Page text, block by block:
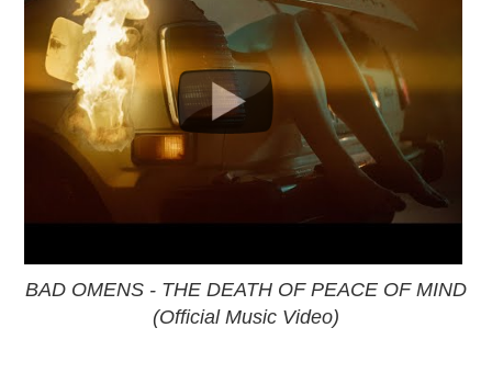
BAD OMENS - THE DEATH OF PEACE OF MIND
(Official Music Video)